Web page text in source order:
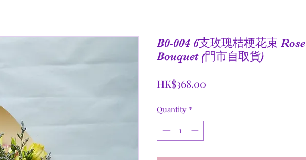
B0-004 6支玫瑰桔梗花束 Rose
Bouquet (門市自取貨)
HK$368.00
Quantity *